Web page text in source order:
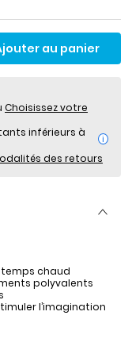
au panier
Choisissez votre
i
des retours
chaud
polyvalents
l’imagination